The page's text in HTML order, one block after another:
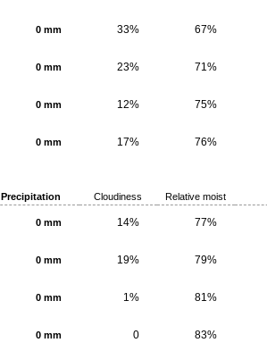
0 mm 33% 67%
0 mm 23% 71%
0 mm 12% 75%
0 mm 17% 76%
Precipitation Cloudiness Relative moist
0 mm 14% 77%
0 mm 19% 79%
0 mm 1% 81%
0 mm 0 83%